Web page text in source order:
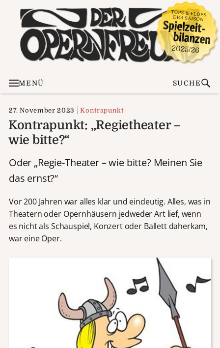
MENÜ SUCHE
27. November 2023 Kontrapunkt
Kontrapunkt: „Regietheater –
wie bitte?“
Oder „Regie-Theater – wie bitte? Meinen Sie
das ernst?“
Vor 200 Jahren war alles klar und eindeutig. Alles, was in
Theatern oder Opernhäusern jedweder Art lief, wenn
es nicht als Schauspiel, Konzert oder Ballett daherkam,
war eine Oper.